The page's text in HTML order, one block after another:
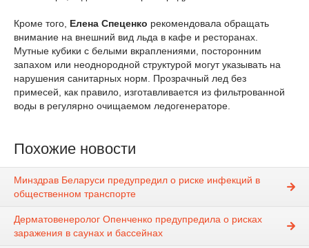
Кроме того, Елена Спеценко рекомендовала обращать
внимание на внешний вид льда в кафе и ресторанах.
Мутные кубики с белыми вкраплениями, посторонним
запахом или неоднородной структурой могут указывать на
нарушения санитарных норм. Прозрачный лед без
примесей, как правило, изготавливается из фильтрованной
воды в регулярно очищаемом ледогенераторе.
Похожие новости
Минздрав Беларуси предупредил о риске инфекций в
общественном транспорте
Дерматовенеролог Опенченко предупредила о рисках
заражения в саунах и бассейнах